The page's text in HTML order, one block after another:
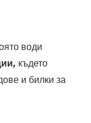
води
където
и билки за